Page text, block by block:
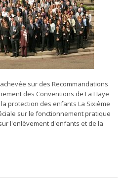
sur des Recommandations
des Conventions de La Haye
protection des enfants La Sixième
sur le fonctionnement pratique
l'enlèvement d'enfants et de la